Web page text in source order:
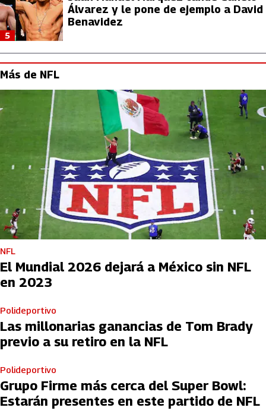
Álvarez y le pone de ejemplo a David
Benavidez
5
Más de NFL
NFL
El Mundial 2026 dejará a México sin NFL
en 2023
Polideportivo
Las millonarias ganancias de Tom Brady
previo a su retiro en la NFL
Polideportivo
Grupo Firme más cerca del Super Bowl:
Estarán presentes en este partido de NFL